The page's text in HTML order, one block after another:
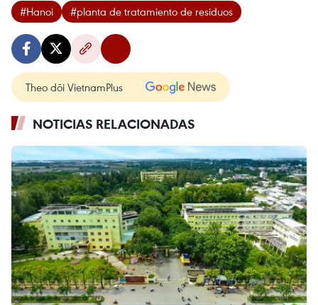
#Hanoi #planta de tratamiento de residuos
Theo dõi VietnamPlus
NOTICIAS RELACIONADAS